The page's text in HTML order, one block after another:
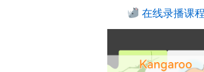
在线录播课程